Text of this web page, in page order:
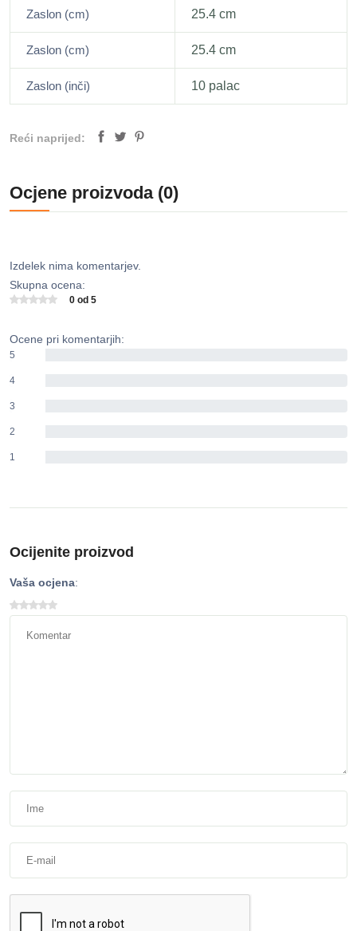
Zaslon (cm) 25.4 cm
Zaslon (cm) 25.4 cm
Zaslon (inči) 10 palac
Reći naprijed:
Ocjene proizvoda (0)
Izdelek nima komentarjev.
Skupna ocena:
0 od 5
Ocene pri komentarjih:
5
4
3
2
1
Ocijenite proizvod
Vaša ocjena: